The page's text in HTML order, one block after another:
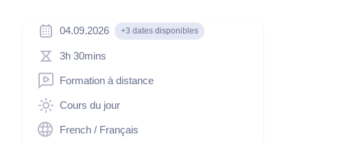
04.09.2026 +3 dates disponibles
3h 30mins
Formation à distance
Cours du jour
French / Français